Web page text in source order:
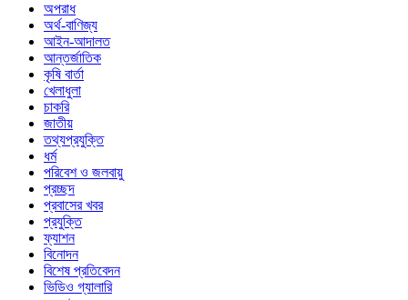
অপরাধ
অর্থ-বাণিজ্য
আইন-আদালত
আন্তর্জাতিক
কৃষি বার্তা
খেলাধুলা
চাকরি
জাতীয়
তথ্যপ্রযুক্তি
ধর্ম
পরিবেশ ও জলবায়ু
প্রচ্ছদ
প্রবাসের খবর
প্রযুক্তি
ফ্যাশন
বিনোদন
বিশেষ প্রতিবেদন
ভিডিও গ্যালারি